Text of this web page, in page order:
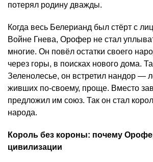
потерял родину дважды.
Когда весь Белерианд был стёрт с
Войне Гнева, Орофер не стал
многие. Он повёл остатки своего
через горы, в поисках нового дома.
Зеленолесье, он встретил нандор —
живших по-своему, проще. Вместо
предложил им союз. Так он стал
народа.
Король без короны: почему
цивилизации